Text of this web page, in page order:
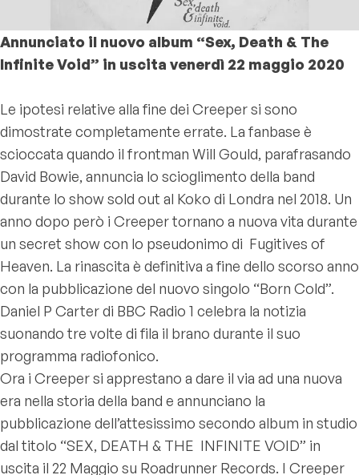
Annunciato il nuovo album “Sex, Death & The
Infinite Void” in uscita venerdì 22 maggio 2020
Le ipotesi relative alla fine dei Creeper si sono
dimostrate completamente errate. La fanbase è
scioccata quando il frontman Will Gould, parafrasando
David Bowie, annuncia lo scioglimento della band
durante lo show sold out al Koko di Londra nel 2018. Un
anno dopo però i Creeper tornano a nuova vita durante
un secret show con lo pseudonimo di Fugitives of
Heaven. La rinascita è definitiva a fine dello scorso anno
con la pubblicazione del nuovo singolo “Born Cold”.
Daniel P Carter di BBC Radio 1 celebra la notizia
suonando tre volte di fila il brano durante il suo
programma radiofonico.
Ora i Creeper si apprestano a dare il via ad una nuova
era nella storia della band e annunciano la
pubblicazione dell’attesissimo secondo album in studio
dal titolo “SEX, DEATH & THE INFINITE VOID” in
uscita il 22 Maggio su Roadrunner Records. I Creeper